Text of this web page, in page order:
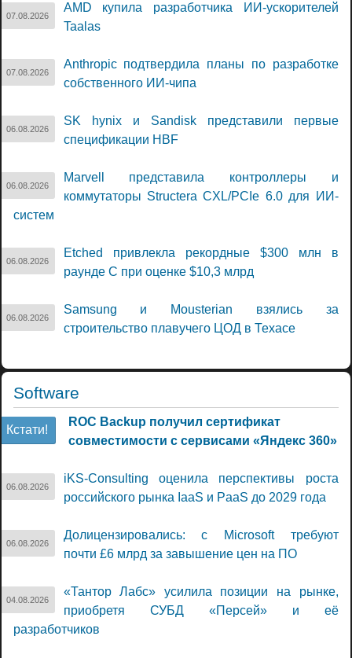
07.08.2026
AMD купила разработчика ИИ-ускорителей
Taalas
07.08.2026
Anthropic подтвердила планы по разработке
собственного ИИ-чипа
06.08.2026
SK hynix и Sandisk представили первые
спецификации HBF
06.08.2026
Marvell представила контроллеры и
коммутаторы Structera CXL/PCIe 6.0 для ИИ-
систем
06.08.2026
Etched привлекла рекордные $300 млн в
раунде C при оценке $10,3 млрд
06.08.2026
Samsung и Mousterian взялись за
строительство плавучего ЦОД в Техасе
Software
Кстати!
ROC Backup получил сертификат
совместимости с сервисами «Яндекс 360»
06.08.2026
iKS-Consulting оценила перспективы роста
российского рынка IaaS и PaaS до 2029 года
06.08.2026
Долицензировались: с Microsoft требуют
почти £6 млрд за завышение цен на ПО
04.08.2026
«Тантор Лабс» усилила позиции на рынке,
приобретя СУБД «Персей» и её
разработчиков